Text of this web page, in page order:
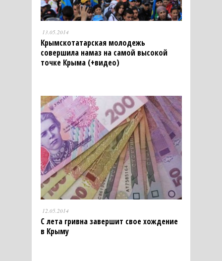
13.05.2014
Крымскотатарская молодежь
совершила намаз на самой высокой
точке Крыма (+видео)
12.05.2014
С лета гривна завершит свое хождение
в Крыму